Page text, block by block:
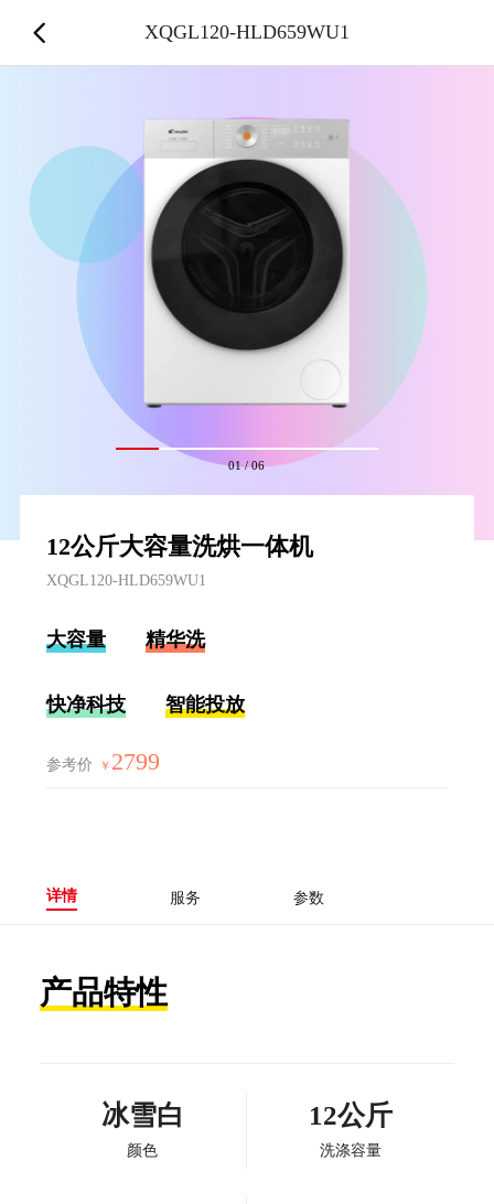
01/06
12公斤大容量洗烘一体机
XQGL120-HLD659WU1
大容量 精华洗
快净科技 智能投放
参考价 ￥ 2799
详情 服务 参数
产品特性
冰雪白
颜色
12公斤
洗涤容量
XQGL120-HLD659WU1